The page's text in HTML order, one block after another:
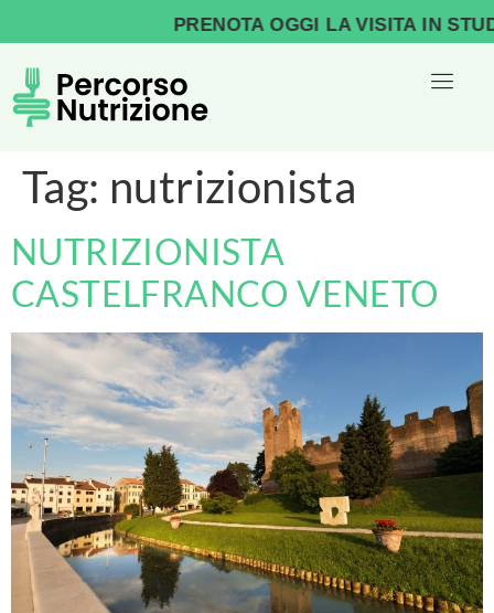
PRENOTA OGGI LA VISITA IN
Tag: nutrizionista
NUTRIZIONISTA
CASTELFRANCO VENETO